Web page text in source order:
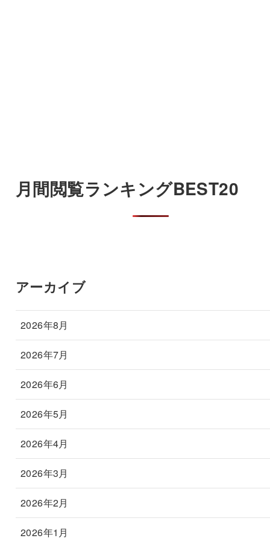
月間閲覧ランキングBEST20
アーカイブ
2026年8月
2026年7月
2026年6月
2026年5月
2026年4月
2026年3月
2026年2月
2026年1月